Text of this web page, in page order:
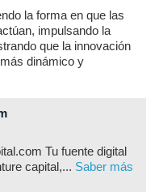
la forma en que las
impulsando la
que la innovación
dinámico y
Tu fuente digital
capital,... Saber más